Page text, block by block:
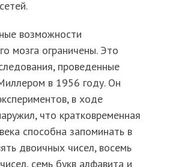
возможности
мозга ограничены. Это
проведенные
в 1956 году. Он
в ходе
что кратковременная
способна запоминать в
двоичных чисел, восемь
семь букв алфавита и